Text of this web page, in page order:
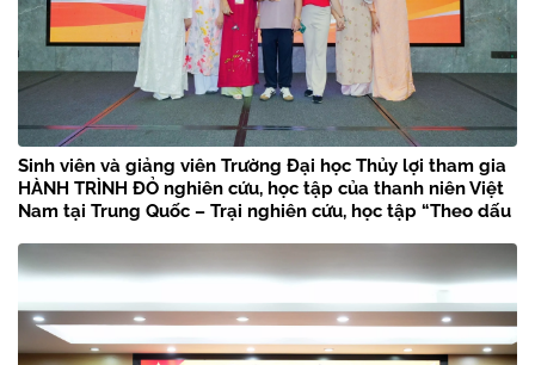
Sinh viên và giảng viên Trường Đại học Thủy lợi tham gia
HÀNH TRÌNH ĐỎ nghiên cứu, học tập của thanh niên Việt
Nam tại Trung Quốc – Trại nghiên cứu, học tập “Theo dấu